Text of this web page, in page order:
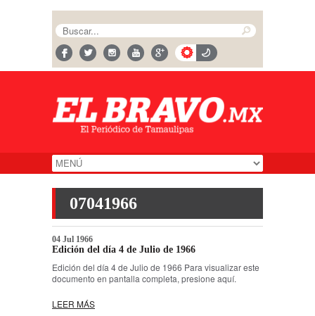
07041966
04 Jul 1966
Edición del día 4 de Julio de 1966
Edición del día 4 de Julio de 1966 Para visualizar este
documento en pantalla completa, presione aquí.
LEER MÁS